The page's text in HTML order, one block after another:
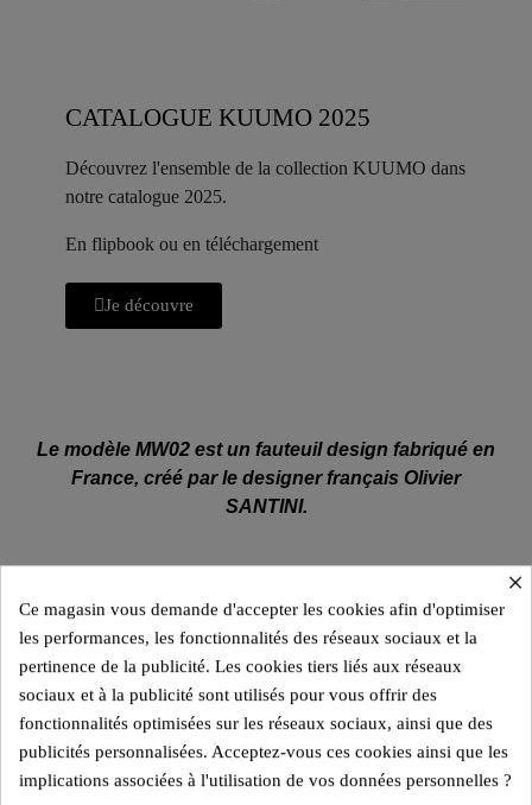
CATALOGUE KUUMO 2025
Découvrez l'ensemble de la collection KUUMO dans
notre catalogue 2025.
En flipbook ou en téléchargement
Je découvre
Le modèle MW02 est un fauteuil design fabriqué en
France, créé par le designer français Olivier
SANTINI.
Dimensions : 73,8 x 77,5 x 86,5 cm.
Poids :32,1 kg.
Poids maximum supporté :150 kg.
Parois : en PMMA.
×
Ce magasin vous demande d'accepter les cookies afin d'optimiser
les performances, les fonctionnalités des réseaux sociaux et la
pertinence de la publicité. Les cookies tiers liés aux réseaux
sociaux et à la publicité sont utilisés pour vous offrir des
fonctionnalités optimisées sur les réseaux sociaux, ainsi que des
publicités personnalisées. Acceptez-vous ces cookies ainsi que les
implications associées à l'utilisation de vos données personnelles ?